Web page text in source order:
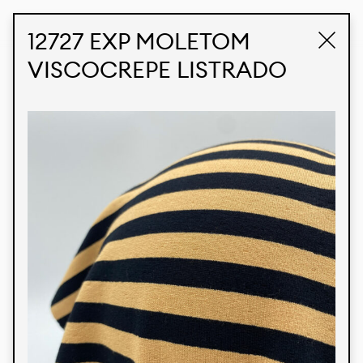
12727 EXP MOLETOM
VISCOCREPE LISTRADO
Produtos
brasileira por meio de nossos tecidos e estampas
personalizadas, trabalhando em colaboração
com nossos clientes e dando vida aos seus
conceitos e criações. Nossa extensa linha de
produtos tem opções para diferentes mercados.
Oferecemos também tecidos ecológicos e
tecnológicos que podem ser acabados em
qualquer cor sólida ou impressão digital.
Cores